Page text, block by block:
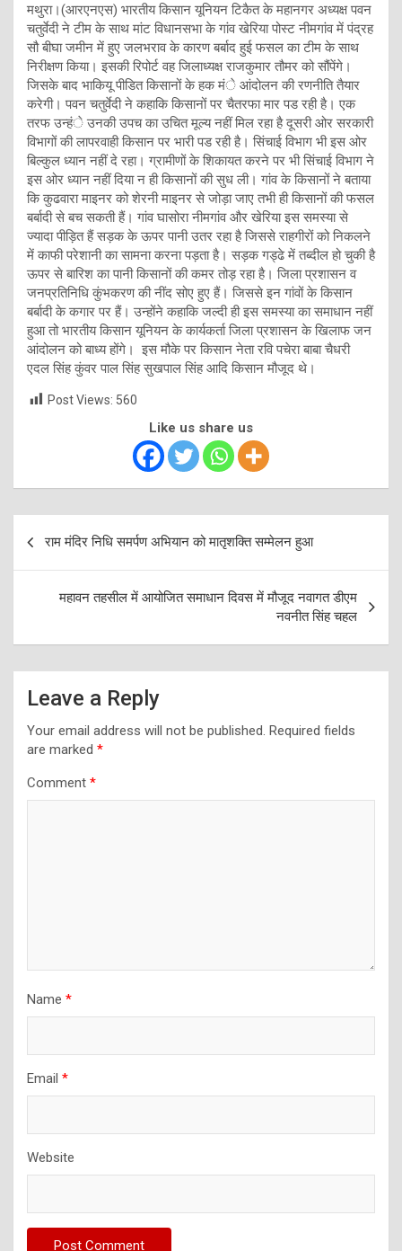
मथुरा।(आरएनएस) भारतीय किसान यूनियन टिकैत के महानगर अध्यक्ष पवन
चतुर्वेदी ने टीम के साथ मांट विधानसभा के गांव खेरिया पोस्ट नीमगांव में पंद्रह
सौ बीघा जमीन में हुए जलभराव के कारण बर्बाद हुई फसल का टीम के साथ
निरीक्षण किया। इसकी रिपोर्ट वह जिलाध्यक्ष राजकुमार तौमर को सौंपेंगे।
जिसके बाद भाकियू पीडित किसानों के हक मंे आंदोलन की रणनीति तैयार
करेगी। पवन चतुर्वेदी ने कहाकि किसानों पर चैतरफा मार पड रही है। एक
तरफ उन्हंे उनकी उपच का उचित मूल्य नहीं मिल रहा है दूसरी ओर सरकारी
विभागों की लापरवाही किसान पर भारी पड रही है। सिंचाई विभाग भी इस ओर
बिल्कुल ध्यान नहीं दे रहा। ग्रामीणों के शिकायत करने पर भी सिंचाई विभाग ने
इस ओर ध्यान नहीं दिया न ही किसानों की सुध ली। गांव के किसानों ने बताया
कि कुढवारा माइनर को शेरनी माइनर से जोड़ा जाए तभी ही किसानों की फसल
बर्बादी से बच सकती हैं। गांव घासोरा नीमगांव और खेरिया इस समस्या से
ज्यादा पीड़ित हैं सड़क के ऊपर पानी उतर रहा है जिससे राहगीरों को निकलने
में काफी परेशानी का सामना करना पड़ता है। सड़क गड्ढे में तब्दील हो चुकी है
ऊपर से बारिश का पानी किसानों की कमर तोड़ रहा है। जिला प्रशासन व
जनप्रतिनिधि कुंभकरण की नींद सोए हुए हैं। जिससे इन गांवों के किसान
बर्बादी के कगार पर हैं। उन्होंने कहाकि जल्दी ही इस समस्या का समाधान नहीं
हुआ तो भारतीय किसान यूनियन के कार्यकर्ता जिला प्रशासन के खिलाफ जन
आंदोलन को बाध्य होंगे। इस मौके पर किसान नेता रवि पचेरा बाबा चैधरी
एदल सिंह कुंवर पाल सिंह सुखपाल सिंह आदि किसान मौजूद थे।
Post Views: 560
Like us share us
राम मंदिर निधि समर्पण अभियान को मातृशक्ति सम्मेलन हुआ
महावन तहसील में आयोजित समाधान दिवस में मौजूद नवागत डीएम
नवनीत सिंह चहल
Leave a Reply
Your email address will not be published. Required fields
are marked *
Comment *
Name *
Email *
Website